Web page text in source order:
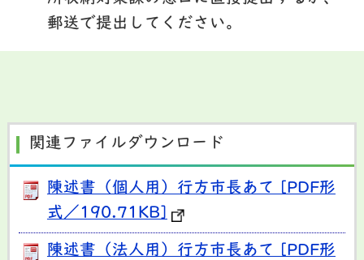
郵送で提出してください。
関連ファイルダウンロード
陳述書（個人用）行方市長あて [PDF形
式／190.71KB]
陳述書（法人用）行方市長あて [PDF形